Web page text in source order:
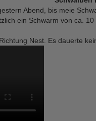
Abend, bis meie
ein Schwarm von ca.
Nest. Es dauerte